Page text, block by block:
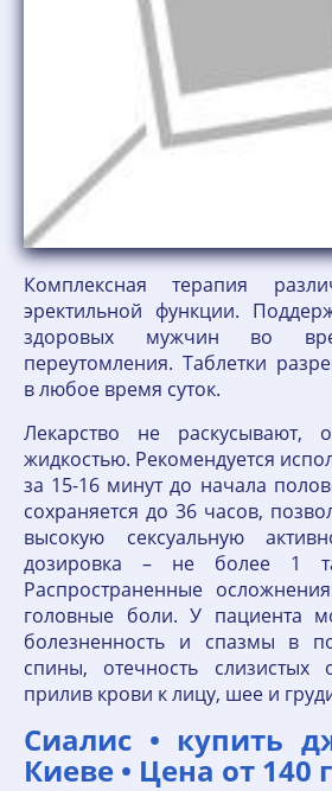
Комплексная терапия
эректильной функции.
здоровых мужчин во
переутомления. Таблетки
в любое время суток.
Лекарство не раскусывают,
жидкостью. Рекомендуется
за 15-16 минут до начала
сохраняется до 36 часов,
высокую сексуальную
дозировка – не более 1
Распространенные
головные боли. У пациента
болезненность и спазмы в
спины, отечность
прилив крови к лицу, шее и
Сиалис • купить
Киеве • Цена от 140